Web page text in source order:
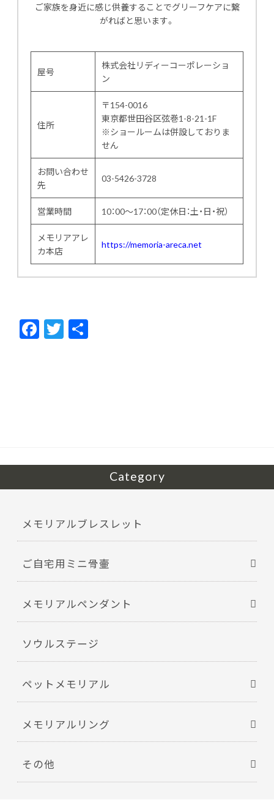
ご家族を身近に感じ供養することでグリーフケアに繋
がればと思います。
屋号
株式会社リディーコーポレーショ
ン
住所
〒154-0016
東京都世田谷区弦巻1-8-21-1F
※ショールームは併設しておりま
せん
お問い合わせ
先
03-5426-3728
営業時間 10：00～17：00（定休日：土・日・祝）
メモリアアレ
カ本店
https://memoria-areca.net
F
ac
T
w
Category
メモリアルブレスレット
ご自宅用ミニ骨壷
メモリアルペンダント
ソウルステージ
ペットメモリアル
メモリアルリング
その他